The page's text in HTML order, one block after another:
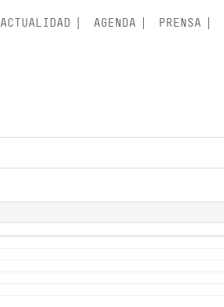
ACTUALIDAD AGENDA PRENSA